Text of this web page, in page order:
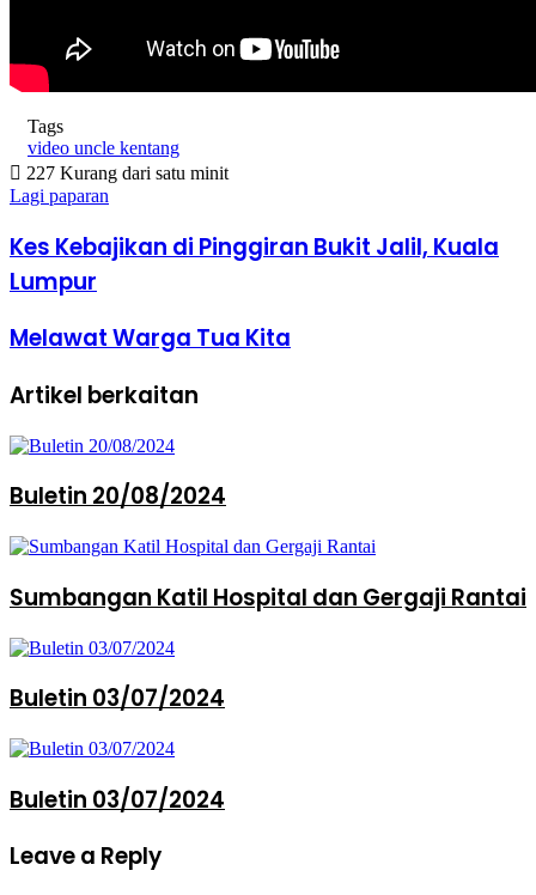
Tags
video uncle kentang
227 Kurang dari satu minit
Lagi paparan
Kes Kebajikan di Pinggiran Bukit Jalil, Kuala
Lumpur
Melawat Warga Tua Kita
Artikel berkaitan
Buletin 20/08/2024
Sumbangan Katil Hospital dan Gergaji Rantai
Buletin 03/07/2024
Buletin 03/07/2024
Leave a Reply